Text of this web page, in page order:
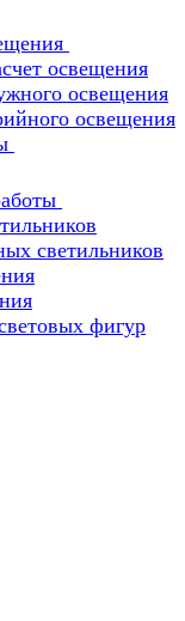
освещения
освещения
освещения
светильников
фигур